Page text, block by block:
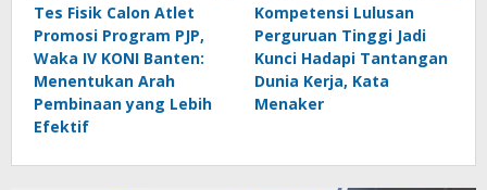
Tes Fisik Calon Atlet
Promosi Program PJP,
Waka IV KONI Banten:
Menentukan Arah
Pembinaan yang Lebih
Efektif
Kompetensi Lulusan
Perguruan Tinggi Jadi
Kunci Hadapi Tantangan
Dunia Kerja, Kata
Menaker